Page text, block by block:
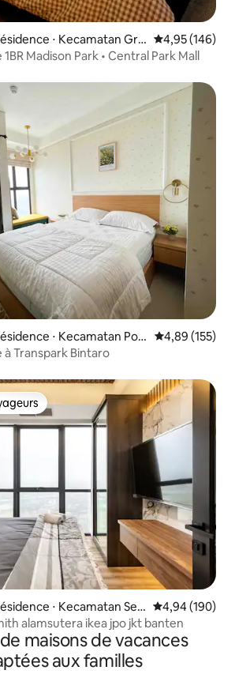
⋅ Kecamatan Gro Évaluation
4,95 (146)
Madison Park • Central Park Mall
⋅ Kecamatan Pon
Évaluation
4,89 (155)
Transpark Bintaro
⋅ Kecamatan Ser
Évaluation
4,94 (190)
alamsutera ikea jpo jkt banten
maisons de vacances
aux familles